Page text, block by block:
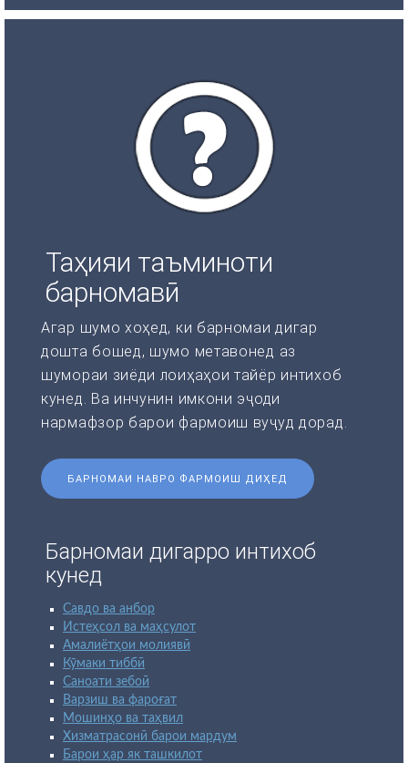
Таҳияи таъминоти
барномавӣ
Агар шумо хоҳед, ки барномаи дигар
дошта бошед, шумо метавонед аз
шумораи зиёди лоиҳаҳои тайёр интихоб
кунед. Ва инчунин имкони эҷоди
нармафзор барои фармоиш вуҷуд дорад.
БАРНОМАИ НАВРО ФАРМОИШ ДИҲЕД
Барномаи дигарро интихоб
кунед
Савдо ва анбор
Истеҳсол ва маҳсулот
Амалиётҳои молиявӣ
Кӯмаки тиббӣ
Саноати зебоӣ
Варзиш ва фароғат
Мошинҳо ва таҳвил
Хизматрасонӣ барои мардум
Барои ҳар як ташкилот